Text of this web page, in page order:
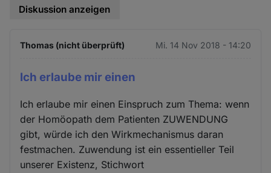
Diskussion anzeigen
Thomas (nicht überprüft) Mi. 14 Nov 2018 - 14:20
Ich erlaube mir einen
Ich erlaube mir einen Einspruch zum Thema: wenn
der Homöopath dem Patienten ZUWENDUNG
gibt, würde ich den Wirkmechanismus daran
festmachen. Zuwendung ist ein essentieller Teil
unserer Existenz, Stichwort